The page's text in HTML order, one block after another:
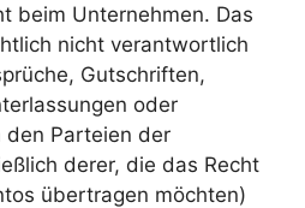
beim Unternehmen. Das
nicht verantwortlich
Gutschriften,
oder
den Parteien der
derer, die das Recht
übertragen möchten)